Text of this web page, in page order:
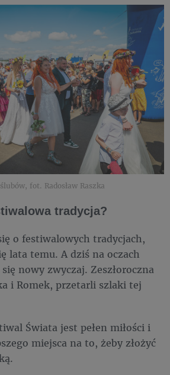
fot. Radosław Raszka
tradycja?
o festiwalowych tradycjach,
lata temu. A dziś na oczach
nowy zwyczaj. Zeszłoroczna
i Romek, przetarli szlaki tej
Świata jest pełen miłości i
miejsca na to, żeby złożyć